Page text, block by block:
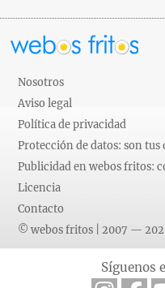
Nosotros
Aviso legal
Política de privacidad
Protección de datos: son tus
Publicidad en webos fritos:
Licencia
Contacto
© webos fritos | 2007 —
Síguenos